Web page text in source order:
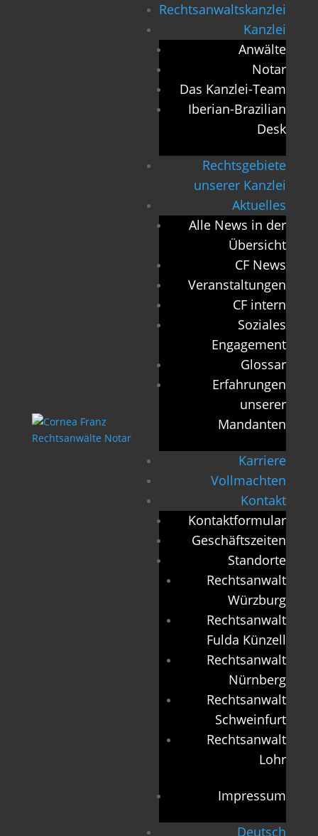
Rechtsanwaltskanzlei
Kanzlei
Anwälte
Notar
Das Kanzlei-Team
Iberian-Brazilian
Desk
Rechtsgebiete
unserer Kanzlei
Aktuelles
Alle News in der
Übersicht
CF News
Veranstaltungen
CF intern
Soziales
Engagement
Glossar
Erfahrungen
unserer
Mandanten
Karriere
Vollmachten
Kontakt
Kontaktformular
Geschäftszeiten
Standorte
Rechtsanwalt
Würzburg
Rechtsanwalt
Fulda Künzell
Rechtsanwalt
Nürnberg
Rechtsanwalt
Schweinfurt
Rechtsanwalt
Lohr
Impressum
Deutsch